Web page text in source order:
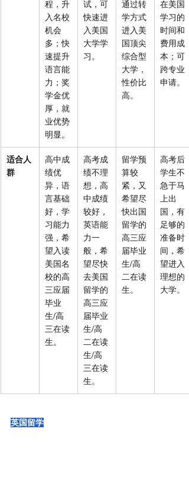
程，升
入名校
机会
多；快
速提升
语言能
力；奖
学金优
厚，就
业优势
明显。
试，可
快速进
入美国
大学学
习。
通过转
学方式
进入美
国顶尖
综合型
大学，
性价比
高。
在美国
学习的
时间和
费用成
本；可
跨专业
申请。
适合人
群
高中成
绩优
异，语
言基础
好，学
习能力
强，希
望入读
美国名
校的高
三应届
毕业
生/高
三在读
生。
高考成
绩不理
想，高
中成绩
较好，
英语能
力一
般，希
望尽快
去美国
留学的
高三应
届毕业
生/高
二在读
生/高
三在读
生。
留学预
算较
紧，又
希望尽
快出国
留学的
高三应
届毕业
生/高
二在读
生。
高考后
学生不
急于马
上出
国，有
足够的
准备时
间，希
望进入
理想的
大学。
英国留学